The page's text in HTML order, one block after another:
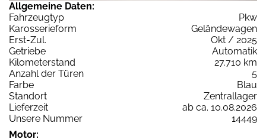
Allgemeine Daten:
Fahrzeugtyp
Pkw
Karosserieform
Geländewagen
Erst-Zul.
Okt / 2025
Getriebe
Automatik
Kilometerstand
27.710 km
Anzahl der Türen
5
Farbe
Blau
Standort
Zentrallager
Lieferzeit
ab ca. 10.08.2026
Unsere Nummer
14449
Motor: